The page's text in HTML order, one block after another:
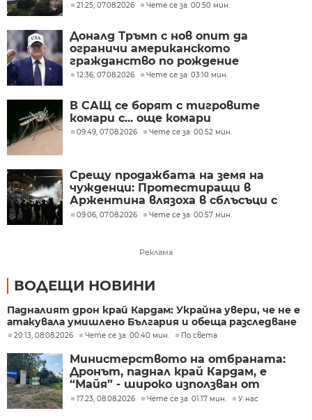
21:25, 07.08.2026 Чете се за: 00:50 мин.
Доналд Тръмп с нов опит да
ограничи американското
гражданство по рождение
12:36, 07.08.2026 Чете се за: 03:10 мин.
В САЩ се борят с тигровите
комари с... още комари
09:49, 07.08.2026 Чете се за: 00:52 мин.
Срещу продажбата на земя на
чужденци: Протестиращи в
Аржентина влязоха в сблъсъци с
полицията
09:06, 07.08.2026 Чете се за: 00:57 мин.
Реклама
ВОДЕЩИ НОВИНИ
Падналият дрон край Кардам: Украйна увери, че не е
атакувала умишлено България и обеща разследване
20:13, 08.08.2026 Чете се за: 00:40 мин. По света
Министерството на отбраната:
Дронът, паднал край Кардам, е
“Майя” - широко използван от
украинската армия
17:23, 08.08.2026 Чете се за: 01:17 мин. У нас